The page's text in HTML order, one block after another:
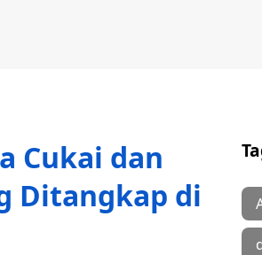
Cukai dan
Ditangkap di